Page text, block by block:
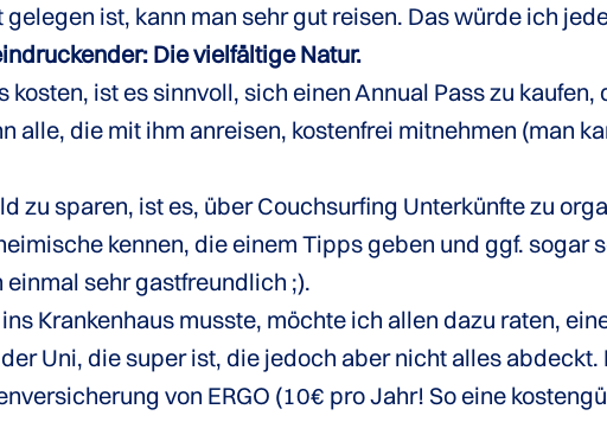
gelegen ist, kann man sehr gut reisen. Das würde ich
Die vielfältige Natur.
kosten, ist es sinnvoll, sich einen Annual Pass zu
alle, die mit ihm anreisen, kostenfrei mitnehmen (man
zu sparen, ist es, über Couchsurfing Unterkünfte zu
kennen, die einem Tipps geben und ggf. sogar
sehr gastfreundlich ;).
Krankenhaus musste, möchte ich allen dazu raten,
Uni, die super ist, die jedoch aber nicht alles abdeckt.
von ERGO (10€ pro Jahr! So eine